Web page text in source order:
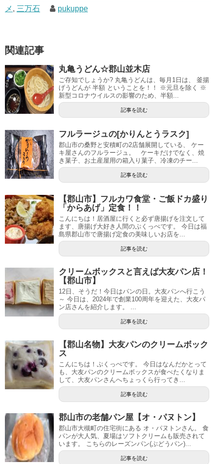
メ , 三万石 pukuppe
関連記事
丸亀うどん☆郡山並木店
ご存知でしょうか? 丸亀うどんは、毎月1日は、 釜揚
げうどんが 半額 ということを！！ ※元旦を除く ※
新型コロナウイルスの影響のため、半額...
記事を読む
フルラージュの[かりんとうラスク]
郡山市の桑野と安積町の2店舗展開している、 ケー
キ屋さんのフルラージュ。 ケーキだけでなく、焼
き菓子、お土産屋用の箱入り菓子、冷凍のチー...
記事を読む
【郡山市】フルカワ食堂・ご飯ドカ盛り
「からあげ」定食！！
こんにちは！居酒屋に行くと必ず唐揚げを注文して
ます、唐揚げ大好き人間のぷくっぺです。 今日は福
島県郡山市で唐揚げ定食の美味しいお店を...
記事を読む
クリームボックスと言えば大友パン店！
【郡山市】
12日、そうだ！今日はパンの日。大友パンへ行こう
～ 今日は、2024年で創業100周年を迎えた、大友パ
ン店さんを紹介します。 ...
記事を読む
【郡山名物】大友パンのクリームボック
ス
こんにちは！ぷくっぺです。 今日はなんだかとって
も、大友パンのクリームボックスが食べたくなりま
して、大友パンさんへちょっくら行ってき...
記事を読む
郡山市の老舗パン屋【オ・パヌトン】
郡山市大槻町の住宅街にある オ・パヌトンさん。 食
パンが大人気、夏場はソフトクリームも販売されて
います。 こちらのレーズンパン(ぶどうパン)...
記事を読む